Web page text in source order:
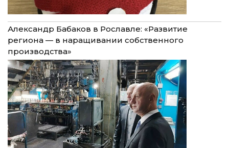
Александр Бабаков в Рославле: «Развитие
региона — в наращивании собственного
производства»